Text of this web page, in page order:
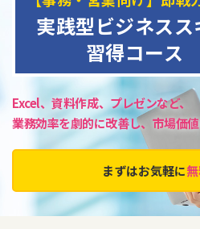
実践型ビジネスス
習得コース
Excel、資料作成、プレゼンなど、
業務効率を劇的に改善し、市場価値
まずはお気軽に